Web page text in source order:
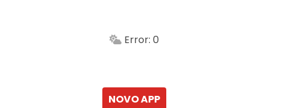
Min.
Error: 0
NOVO APP